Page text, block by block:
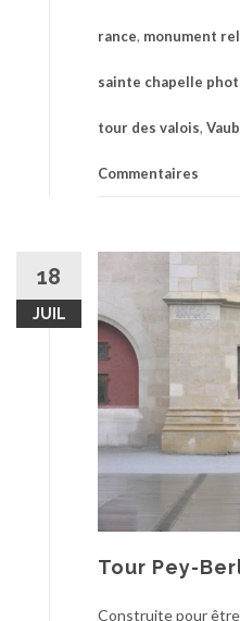
rance, monument
sainte chapelle
tour des valois,
Commentaires
18
JUIL
Tour Pey-
Construite pour être